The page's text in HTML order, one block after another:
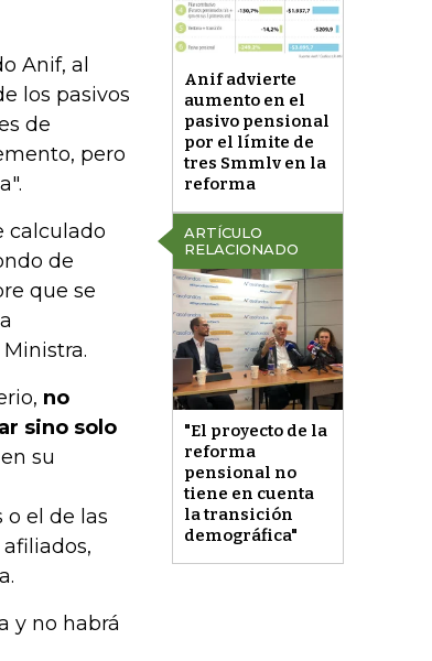
Anif advierte
aumento en el
pasivo pensional
por el límite de
tres Smmlv en la
reforma
ARTÍCULO
RELACIONADO
"El proyecto de la
reforma
pensional no
tiene en cuenta
la transición
demográfica"
Anif, al
los pasivos
de
pero
calculado
de
que se
no
sino solo
su
el de las
y no habrá